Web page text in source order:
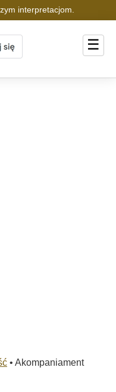
interpretacjom.
☰
• Akompaniament